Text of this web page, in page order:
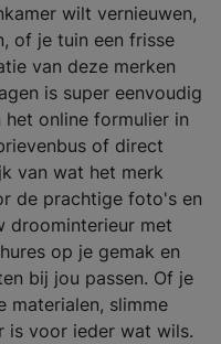
wilt vernieuwen,
of je tuin een frisse
van deze merken
is super eenvoudig
het online formulier in
of direct
van wat het merk
de prachtige foto's en
droominterieur met
op je gemak en
bij jou passen. Of je
materialen, slimme
is voor ieder wat wils.